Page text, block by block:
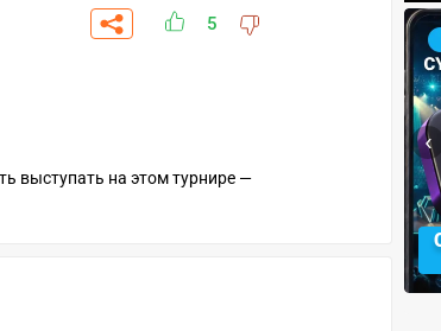
5
выступать на этом турнире —
‹